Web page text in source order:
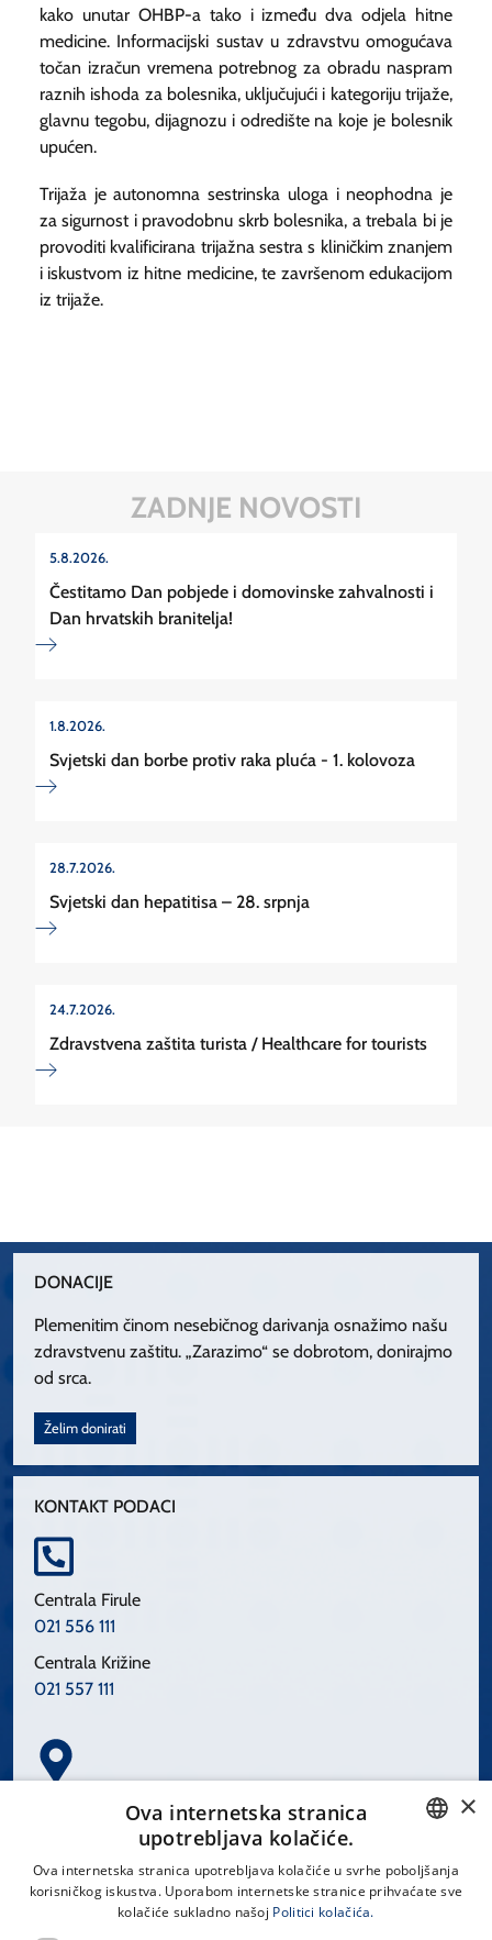
kako unutar OHBP-a tako i između dva odjela hitne
medicine. Informacijski sustav u zdravstvu omogućava
točan izračun vremena potrebnog za obradu naspram
raznih ishoda za bolesnika, uključujući i kategoriju trijaže,
glavnu tegobu, dijagnozu i odredište na koje je bolesnik
upućen.
Trijaža je autonomna sestrinska uloga i neophodna je
za sigurnost i pravodobnu skrb bolesnika, a trebala bi je
provoditi kvalificirana trijažna sestra s kliničkim znanjem
i iskustvom iz hitne medicine, te završenom edukacijom
iz trijaže.
ZADNJE NOVOSTI
5.8.2026.
Čestitamo Dan pobjede i domovinske zahvalnosti i
Dan hrvatskih branitelja!
1.8.2026.
Svjetski dan borbe protiv raka pluća - 1. kolovoza
28.7.2026.
Svjetski dan hepatitisa – 28. srpnja
24.7.2026.
Zdravstvena zaštita turista / Healthcare for tourists
DONACIJE
Plemenitim činom nesebičnog darivanja osnažimo našu
zdravstvenu zaštitu. „Zarazimo“ se dobrotom, donirajmo
od srca.
Želim donirati
KONTAKT PODACI
Centrala Firule
021 556 111
Centrala Križine
021 557 111
Spinčićeva 1, 21000 Split
CROATIAN
×
Ova internetska stranica
upotrebljava kolačiće.
Ova internetska stranica upotrebljava kolačiće u svrhe poboljšanja
korisničkog iskustva. Uporabom internetske stranice prihvaćate sve
kolačiće sukladno našoj Politici kolačića.